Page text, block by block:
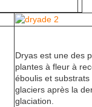
Dryas est une des
plantes à fleur à
éboulis et
glaciers après la
glaciation.